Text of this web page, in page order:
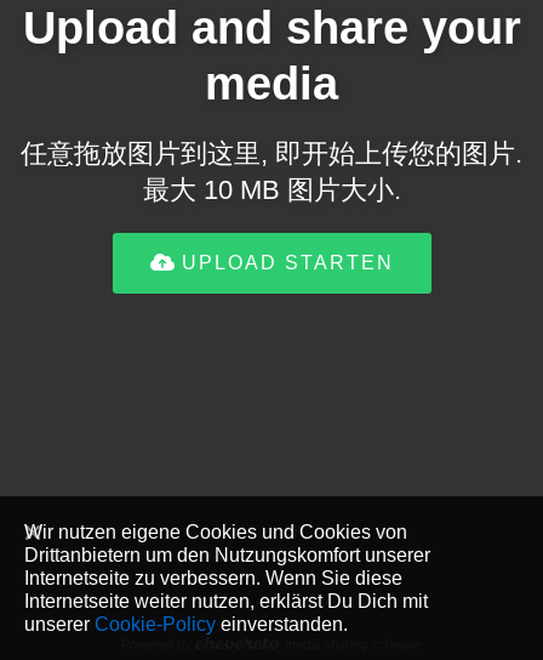
Upload and share your
media
任意拖放图片到这里, 即开始上传您的图片.
最大 10 MB 图片大小.
UPLOAD STARTEN
Wir nutzen eigene Cookies und Cookies von
Drittanbietern um den Nutzungskomfort unserer
Internetseite zu verbessern. Wenn Sie diese
Internetseite weiter nutzen, erklärst Du Dich mit
unserer Cookie-Policy einverstanden.